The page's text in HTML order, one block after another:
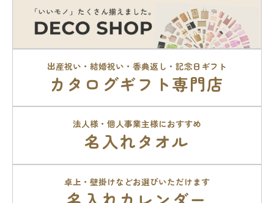
出産祝い・結婚祝い・香典返し・記念日ギフト
カタログギフト専門店
法人様・個人事業主様におすすめ
名入れタオル
卓上・壁掛けなどお選びいただけます